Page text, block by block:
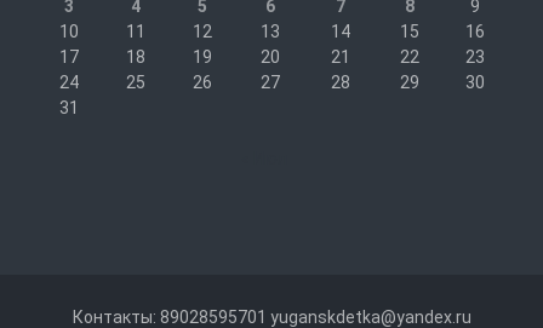
3
4 5 6 7 8
9
10
11 12 13 14 15
16
17
18 19 20 21 22
23
24
25 26 27 28 29
30
31
Контакты: 89028595701 yuganskdetka@yandex.ru